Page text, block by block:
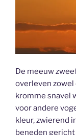
De meeuw
overleven zowel
kromme snavel
voor andere
kleur, zwierend
beneden gericht